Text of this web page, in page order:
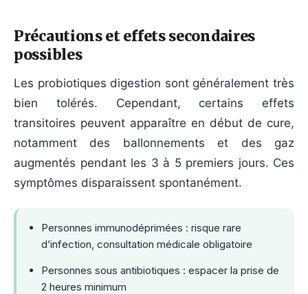
Précautions et effets secondaires
possibles
Les probiotiques digestion sont généralement très
bien tolérés. Cependant, certains effets
transitoires peuvent apparaître en début de cure,
notamment des ballonnements et des gaz
augmentés pendant les 3 à 5 premiers jours. Ces
symptômes disparaissent spontanément.
Personnes immunodéprimées : risque rare
d’infection, consultation médicale obligatoire
Personnes sous antibiotiques : espacer la prise de
2 heures minimum